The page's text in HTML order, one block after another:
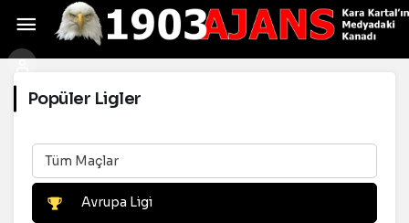
Popüler Ligler
Tüm Maçlar
Avrupa Ligi